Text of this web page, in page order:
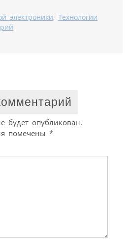
электроники, Технологии
будет опубликован.
помечены *